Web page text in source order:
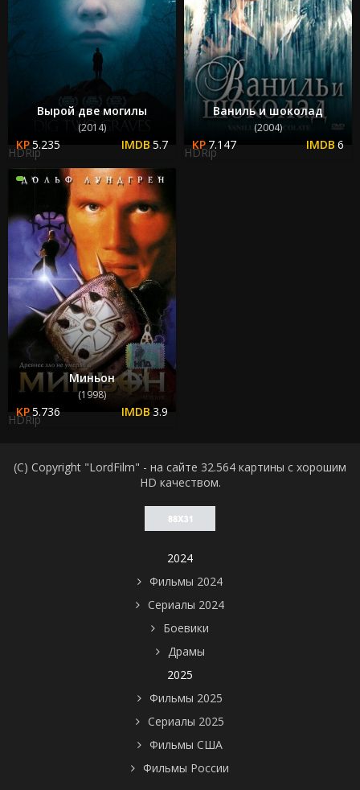
Вырой две могилы
(2014)
5.235 5.7
HDRip
Ваниль и шоколад
(2004)
7.147 6
HDRip
Миньон
(1998)
5.736 3.9
HDRip
(C) Copyright "LordFilm" - на сайте 32.564 картины с хорошим
HD качеством.
2024
Фильмы 2024
Сериалы 2024
Боевики
Драмы
2025
Фильмы 2025
Сериалы 2025
Фильмы США
Фильмы России